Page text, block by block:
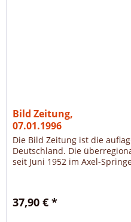
Bild Zeitung,
07.01.1996
Die Bild Zeitung ist die
Deutschland. Die
seit Juni 1952 im Axel-
37,90 € *